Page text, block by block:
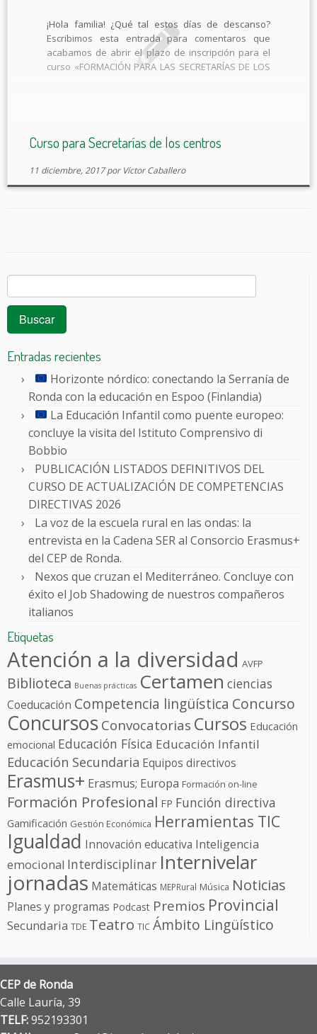
¡Hola familia! ¿Qué tal estos días de descanso?
Escribimos esta entrada para comentaros que
acabamos de abrir el plazo de inscripción para el
curso «FORMACIÓN PARA LAS SECRETARÍAS DE LOS
Curso para Secretarías de los centros
11 diciembre, 2017 por Víctor Caballero
Buscar:
Entradas recientes
Horizonte nórdico: conectando la Serranía de
Ronda con la educación en Espoo (Finlandia)
La Educación Infantil como puente europeo:
concluye la visita del Istituto Comprensivo di
Bobbio
PUBLICACIÓN LISTADOS DEFINITIVOS DEL
CURSO DE ACTUALIZACIÓN DE COMPETENCIAS
DIRECTIVAS 2026
La voz de la escuela rural en las ondas: la
entrevista en la Cadena SER al Consorcio Erasmus+
del CEP de Ronda.
Nexos que cruzan el Mediterráneo. Concluye con
éxito el Job Shadowing de nuestros compañeros
italianos
Etiquetas
Atención a la diversidad AVFP
Biblioteca Buenas prácticas Certamen ciencias
Coeducación Competencia lingüística Concurso
ConcursosConvocatorias Cursos Educación
emocional Educación Física Educación Infantil
Educación Secundaria Equipos directivos
Erasmus+ Erasmus; Europa Formación on-line
Formación Profesional FP Función directiva
Gamificación Gestión Económica Herramientas TIC
Igualdad Innovación educativa Inteligencia
emocional Interdisciplinar Internivelar
jornadas Matemáticas MEPRural Música Noticias
Planes y programas Podcast Premios Provincial
Secundaria TDE Teatro TIC Ámbito Lingüístico
CEP de Ronda
Calle Lauría, 39
TELF:952193301